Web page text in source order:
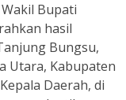
Wakil Bupati
hasil
Bungsu,
Utara, Kabupaten
Daerah, di